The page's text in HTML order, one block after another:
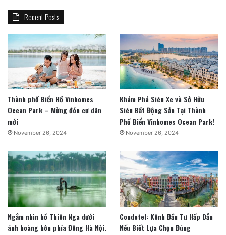
Recent Posts
Thành phố Biển Hồ Vinhomes
Ocean Park – Mừng đón cư dân
mới
November 26, 2024
Khám Phá Siêu Xe và Sở Hữu
Siêu Bất Động Sản Tại Thành
Phố Biển Vinhomes Ocean Park!
November 26, 2024
Ngắm nhìn hồ Thiên Nga dưới
ánh hoàng hôn phía Đông Hà Nội.
Condotel: Kênh Đầu Tư Hấp Dẫn
Nếu Biết Lựa Chọn Đúng